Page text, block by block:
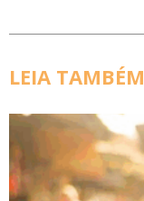
LEIA TAMBÉM